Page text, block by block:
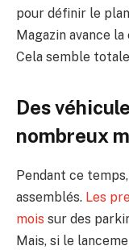
pour définir le
Magazin avance
Cela semble
Des
nombreux
Pendant ce
assemblés. Les
mois sur des
Mais, si le